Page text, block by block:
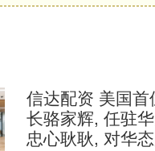
信达配资 美国首
长骆家辉, 任驻
忠心耿耿, 对华